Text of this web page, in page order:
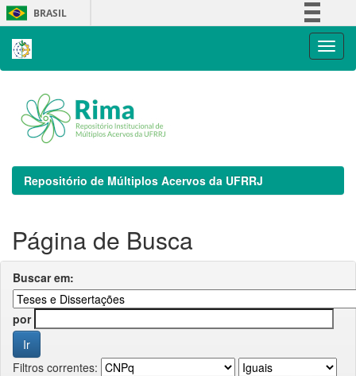
Skip
navigation
BRASIL
Repositório de Múltiplos Acervos da UFRRJ
Página de Busca
Buscar em:
por
Filtros correntes: